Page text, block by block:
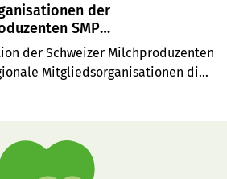
der
SMP
der Schweizer Milchproduzenten
Mitgliedsorganisationen die
FLV Wallis, LRG Genf und
Infografik mit Jahresmilchmenge,